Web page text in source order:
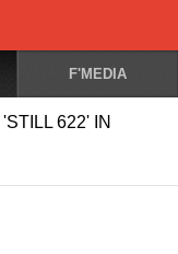
F'MEDIA
622' IN